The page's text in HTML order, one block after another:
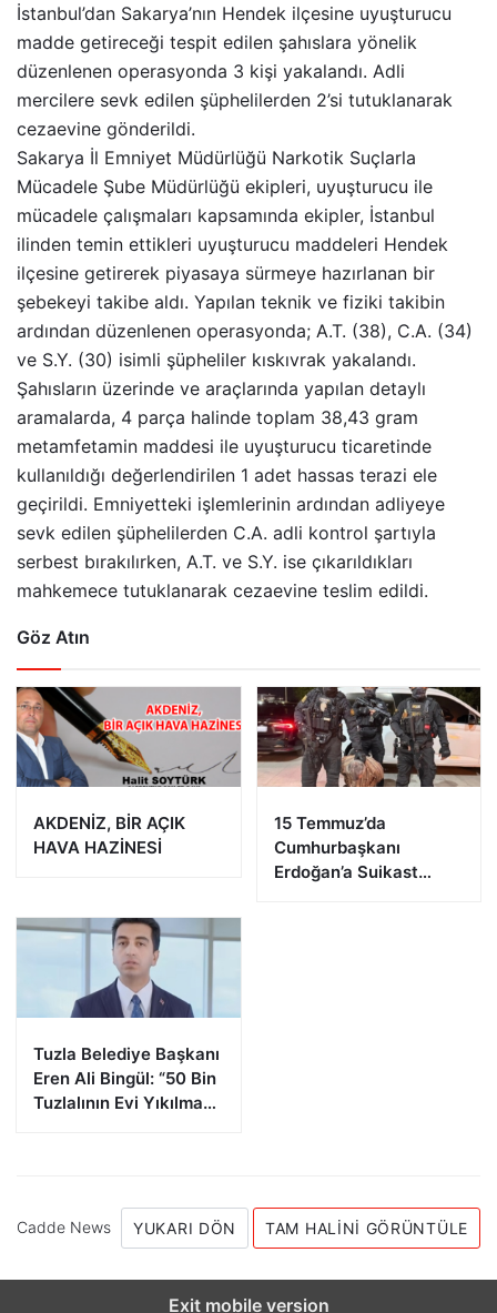
İstanbul’dan Sakarya’nın Hendek ilçesine uyuşturucu
madde getireceği tespit edilen şahıslara yönelik
düzenlenen operasyonda 3 kişi yakalandı. Adli
mercilere sevk edilen şüphelilerden 2’si tutuklanarak
cezaevine gönderildi.
Sakarya İl Emniyet Müdürlüğü Narkotik Suçlarla
Mücadele Şube Müdürlüğü ekipleri, uyuşturucu ile
mücadele çalışmaları kapsamında ekipler, İstanbul
ilinden temin ettikleri uyuşturucu maddeleri Hendek
ilçesine getirerek piyasaya sürmeye hazırlanan bir
şebekeyi takibe aldı. Yapılan teknik ve fiziki takibin
ardından düzenlenen operasyonda; A.T. (38), C.A. (34)
ve S.Y. (30) isimli şüpheliler kıskıvrak yakalandı.
Şahısların üzerinde ve araçlarında yapılan detaylı
aramalarda, 4 parça halinde toplam 38,43 gram
metamfetamin maddesi ile uyuşturucu ticaretinde
kullanıldığı değerlendirilen 1 adet hassas terazi ele
geçirildi. Emniyetteki işlemlerinin ardından adliyeye
sevk edilen şüphelilerden C.A. adli kontrol şartıyla
serbest bırakılırken, A.T. ve S.Y. ise çıkarıldıkları
mahkemece tutuklanarak cezaevine teslim edildi.
Göz Atın
AKDENİZ, BİR AÇIK
HAVA HAZİNESİ
15 Temmuz’da
Cumhurbaşkanı
Erdoğan’a Suikast
Tuzla Belediye Başkanı
Eren Ali Bingül: “50 Bin
Tuzlalının Evi Yıkılma
Cadde News YUKARI DÖN TAM HALINI GÖRÜNTÜLE
Exit mobile version